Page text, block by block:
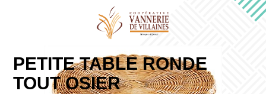
PETITE TABLE RONDE
TOUT OSIER